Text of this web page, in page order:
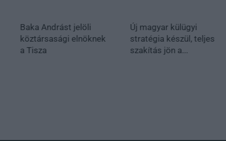
Baka Andrást jelöli
köztársasági elnöknek
a Tisza
Új magyar külügyi
stratégia készül, teljes
szakítás jön a...